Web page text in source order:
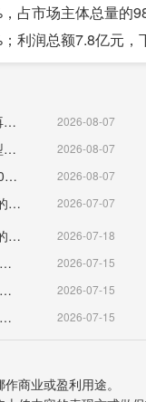
占市场主体总量的
利润总额7.8亿元
口309.02万人，比
入5102人，省外
年的8.6:42.7:48.7
值增长0.2、2.2和
整车和智能关键通
业增加值分别增长
国家发展改革委 国家能源局关于印发《可再生能源发展“十五五”规划》的通知 （发改能源〔2026〕1067号）
2026-08-07
国家发展改革委 国家能源局关于印发《新型电力系统建设“十五五”规划》的通知​ （发改能源〔2026〕942号） 2026-08-07
国务院关于印发《全民健身计划（2026—2030年）》的通知 （国发〔2026〕26号） 2026-08-07
国务院关于印发《城市更新“十五五”规划》的通知（国发〔2026〕12号） 2026-07-07
国务院关于印发《国民健康“十五五”规划》的通知 （国发〔2026〕23号） 2026-07-18
（福建省）福州市国民经济和社会发展第十五个五年规划纲要 2026-07-15
（河南省）平顶山市国民经济和社会发展第十五个五年规划纲要 2026-07-15
（河南省）洛阳市国民经济和社会发展第十五个五年规划纲要 2026-07-15
商业或盈利用途。